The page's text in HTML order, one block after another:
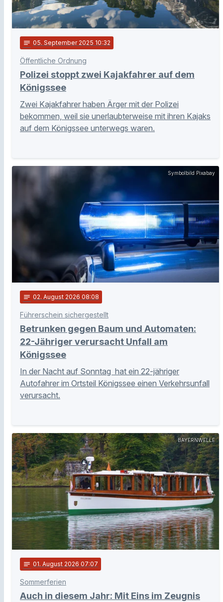
notes 05. September 2025 10:32
Öffentliche Ordnung
Polizei stoppt zwei Kajakfahrer auf dem
Königssee
Zwei Kajakfahrer haben Ärger mit der Polizei
bekommen, weil sie unerlaubterweise mit ihren Kajaks
auf dem Königssee unterwegs waren.
Symbolbild Pixabay
notes 02. August 2026 08:08
Führerschein sichergestellt
Betrunken gegen Baum und Automaten:
22-Jähriger verursacht Unfall am
Königssee
In der Nacht auf Sonntag hat ein 22-jähriger
Autofahrer im Ortsteil Königssee einen Verkehrsunfall
verursacht.
BAYERNWELLE
notes 01. August 2026 07:07
Sommerferien
Auch in diesem Jahr: Mit Eins im Zeugnis